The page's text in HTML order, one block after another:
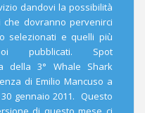
dandovi la possibilità
dovranno pervenirci
selezionati e quelli più
pubblicati. Spot
della 3° Whale Shark
di Emilio Mancuso a
gennaio 2011. Questo